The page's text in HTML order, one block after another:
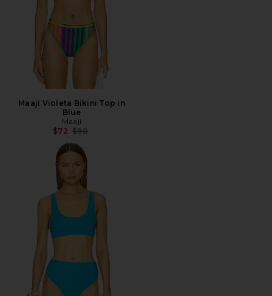
Maaji Violeta Bikini Top in
Blue
Maaji
$72 전 가격:
$90